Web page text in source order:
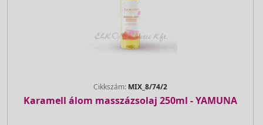
Cikkszám: MIX_8/74/2
Karamell álom masszázsolaj 250ml - YAMUNA